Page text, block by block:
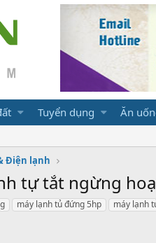
Tuyển dụng Ăn
Điện lạnh
tự tắt ngừng
máy lạnh tủ đứng 5hp máy lạnh